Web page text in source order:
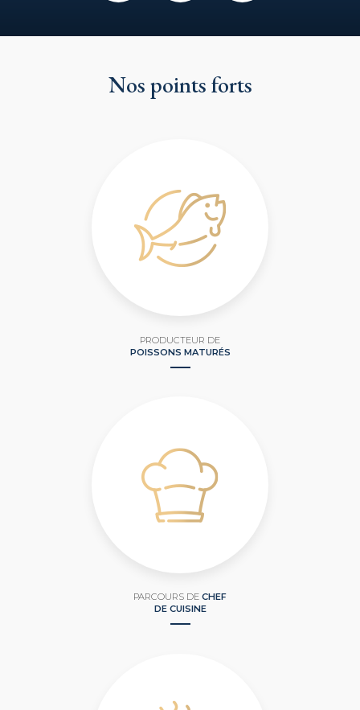
Nos points forts
PRODUCTEUR DE
POISSONS MATURÉS
PARCOURS DE CHEF
DE CUISINE